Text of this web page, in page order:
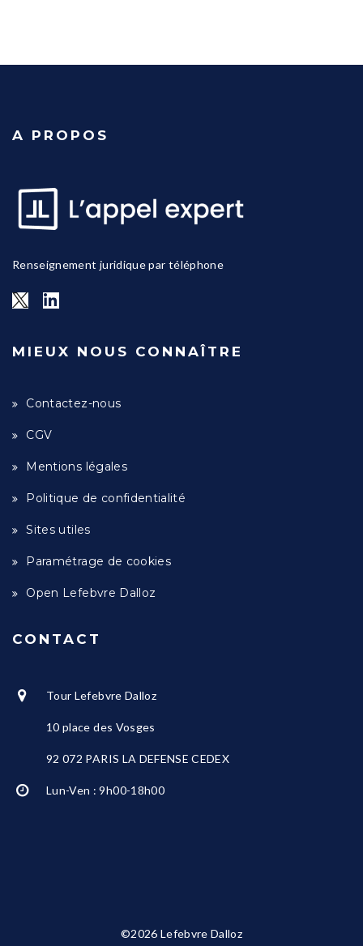
A PROPOS
Renseignement juridique par téléphone
MIEUX NOUS CONNAÎTRE
Contactez-nous
CGV
Mentions légales
Politique de confidentialité
Sites utiles
Paramétrage de cookies
Open Lefebvre Dalloz
CONTACT
Tour Lefebvre Dalloz
10 place des Vosges
92 072 PARIS LA DEFENSE CEDEX
Lun-Ven : 9h00-18h00
©2026 Lefebvre Dalloz